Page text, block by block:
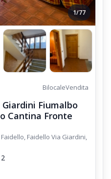
1/77
BilocaleVendita
Fiumalbo
Cantina Fronte
Faidello Via Giardini,